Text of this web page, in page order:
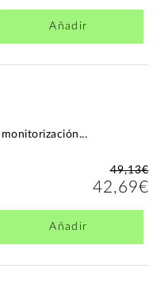
Añadir
49,13€
42,69€
Añadir